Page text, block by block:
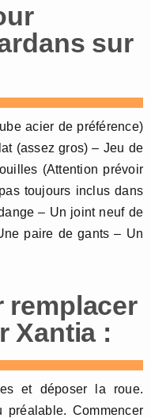
sur
acier de préférence)
(assez gros) – Jeu de
(Attention prévoir
toujours inclus dans
– Un joint neuf de
paire de gants – Un
remplacer
Xantia :
et déposer la roue.
Commencer